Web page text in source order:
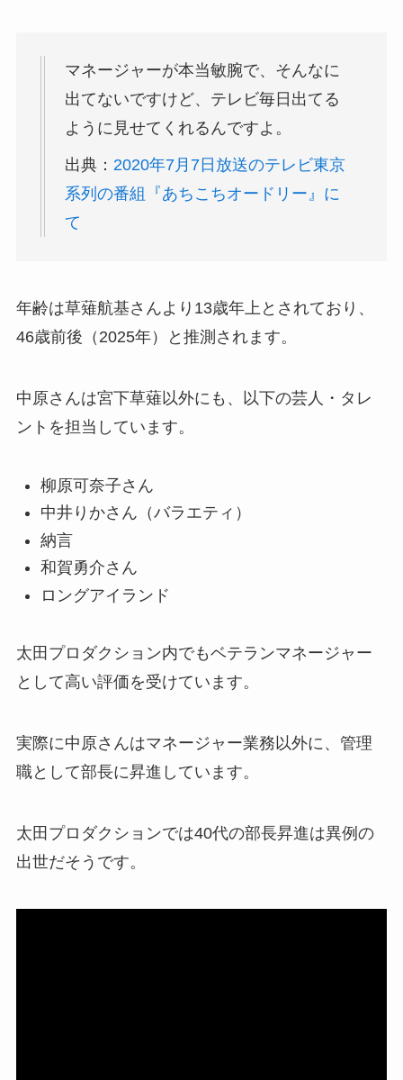
マネージャーが本当敏腕で、そんなに
出てないですけど、テレビ毎日出てる
ように見せてくれるんですよ。
出典： 2020年7月7日放送のテレビ東京
系列の番組『あちこちオードリー』に
て
年齢は草薙航基さんより13歳年上とされており、
46歳前後（2025年）と推測されます。
中原さんは宮下草薙以外にも、以下の芸人・タレ
ントを担当しています。
柳原可奈子さん
中井りかさん（バラエティ）
納言
和賀勇介さん
ロングアイランド
太田プロダクション内でもベテランマネージャー
として高い評価を受けています。
実際に中原さんはマネージャー業務以外に、管理
職として部長に昇進しています。
太田プロダクションでは40代の部長昇進は異例の
出世だそうです。